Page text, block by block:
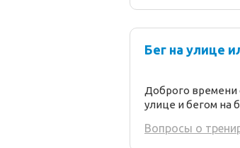
Бег на улице
Доброго времени
улице и бегом на
Вопросы о